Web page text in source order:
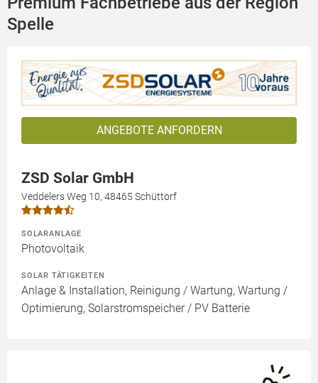
Spelle
ANGEBOTE ANFORDERN
ZSD Solar GmbH
Veddelers Weg 10, 48465 Schüttorf
SOLARANLAGE
Photovoltaik
SOLAR TÄTIGKEITEN
Anlage & Installation, Reinigung / Wartung, Wartung /
Optimierung, Solarstromspeicher / PV Batterie